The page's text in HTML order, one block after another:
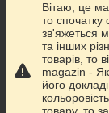
Графік роботи
Повна версія
Сайт створено
Вітаю, це
то спочатку
зв'яжеться
та інших
товарів, то
magazin -
його